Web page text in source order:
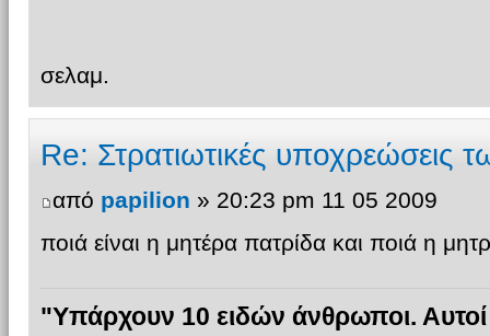
σελαμ.
Re: Στρατιωτικές
από papilion » 20:23 pm 11 05 2009
ποιά είναι η μητέρα πατρίδα και ποιά η
"Υπάρχουν 10 ειδών άνθρωποι.